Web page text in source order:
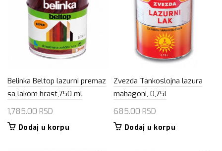
Belinka Beltop lazurni premaz
sa lakom hrast,750 ml
1,785.00 RSD
Dodaj u korpu
Zvezda Tankoslojna lazura
mahagoni, 0,75l
685.00 RSD
Dodaj u korpu